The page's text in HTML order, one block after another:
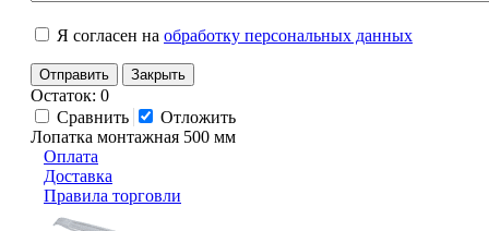
Я согласен на обработку персональных данных
Отправить Закрыть
Остаток: 0
Сравнить
Отложить
Лопатка монтажная 500 мм
Оплата
Доставка
Правила торговли